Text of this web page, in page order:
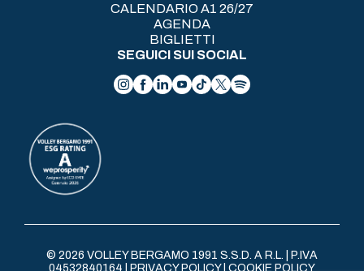
CALENDARIO A1 26/27
AGENDA
BIGLIETTI
SEGUICI SUI SOCIAL
© 2026 VOLLEY BERGAMO 1991 S.S.D. A R.L. | P.IVA
04532840164 | PRIVACY POLICY| COOKIE POLICY